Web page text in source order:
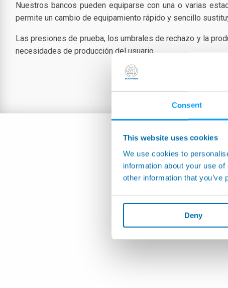
Consent
This website uses cookies
We use cookies to
information about your use
other information that
Deny
Nuestros bancos pueden equiparse con una o varias
permite un cambio de equipamiento rápido y sencillo
Las presiones de prueba, los umbrales de rechazo y la
necesidades de producción del usuario.